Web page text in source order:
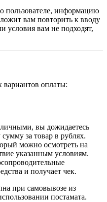
пользователе, информацию
вам повторить к вводу
условия вам не подходят,
оплаты:
вы дожидаетесь
за товар в рублях.
можно осмотреть на
указанным условиям.
и получает чек.
при самовывозе из
постамата.